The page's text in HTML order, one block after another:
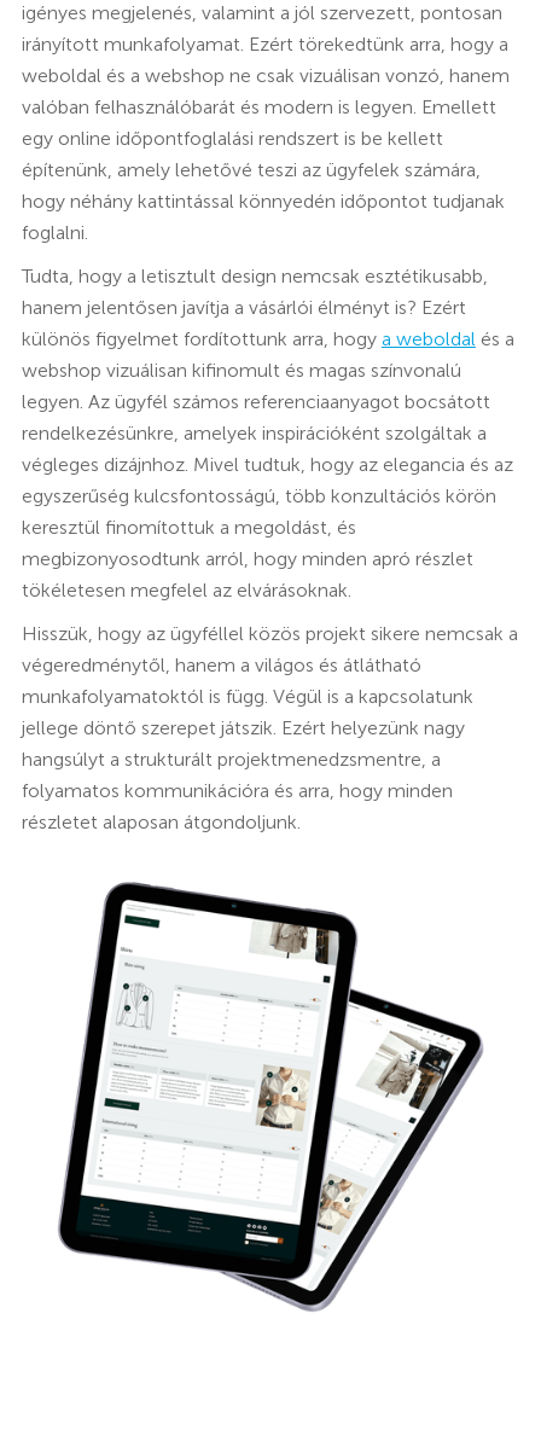
igényes megjelenés, valamint a jól szervezett, pontosan
irányított munkafolyamat. Ezért törekedtünk arra, hogy a
weboldal és a webshop ne csak vizuálisan vonzó, hanem
valóban felhasználóbarát és modern is legyen. Emellett
egy online időpontfoglalási rendszert is be kellett
építenünk, amely lehetővé teszi az ügyfelek számára,
hogy néhány kattintással könnyedén időpontot tudjanak
foglalni.
Tudta, hogy a letisztult design nemcsak esztétikusabb,
hanem jelentősen javítja a vásárlói élményt is? Ezért
különös figyelmet fordítottunk arra, hogy a weboldalés a
webshop vizuálisan kifinomult és magas színvonalú
legyen. Az ügyfél számos referenciaanyagot bocsátott
rendelkezésünkre, amelyek inspirációként szolgáltak a
végleges dizájnhoz. Mivel tudtuk, hogy az elegancia és az
egyszerűség kulcsfontosságú, több konzultációs körön
keresztül finomítottuk a megoldást, és
megbizonyosodtunk arról, hogy minden apró részlet
tökéletesen megfelel az elvárásoknak.
Hisszük, hogy az ügyféllel közös projekt sikere nemcsak a
végeredménytől, hanem a világos és átlátható
munkafolyamatoktól is függ. Végül is a kapcsolatunk
jellege döntő szerepet játszik. Ezért helyezünk nagy
hangsúlyt a strukturált projektmenedzsmentre, a
folyamatos kommunikációra és arra, hogy minden
részletet alaposan átgondoljunk.